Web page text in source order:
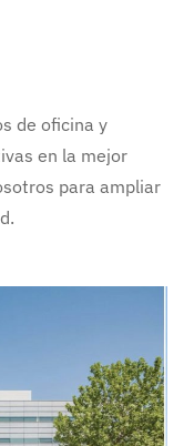
de oficina y
en la mejor
para ampliar